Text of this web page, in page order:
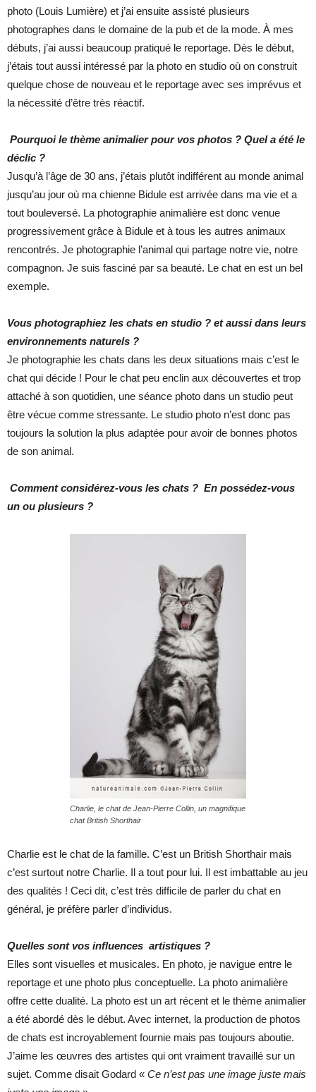
photo (Louis Lumière) et j’ai ensuite assisté plusieurs
photographes dans le domaine de la pub et de la mode. À mes
débuts, j’ai aussi beaucoup pratiqué le reportage. Dès le début,
j’étais tout aussi intéressé par la photo en studio où on construit
quelque chose de nouveau et le reportage avec ses imprévus et
la nécessité d’être très réactif.
Pourquoi le thème animalier pour vos photos ? Quel a été le
déclic ?
Jusqu’à l’âge de 30 ans, j’étais plutôt indifférent au monde animal
jusqu’au jour où ma chienne Bidule est arrivée dans ma vie et a
tout bouleversé. La photographie animalière est donc venue
progressivement grâce à Bidule et à tous les autres animaux
rencontrés. Je photographie l’animal qui partage notre vie, notre
compagnon. Je suis fasciné par sa beauté. Le chat en est un bel
exemple.
Vous photographiez les chats en studio ? et aussi dans leurs
environnements naturels ?
Je photographie les chats dans les deux situations mais c’est le
chat qui décide ! Pour le chat peu enclin aux découvertes et trop
attaché à son quotidien, une séance photo dans un studio peut
être vécue comme stressante. Le studio photo n’est donc pas
toujours la solution la plus adaptée pour avoir de bonnes photos
de son animal.
Comment considérez-vous les chats ? En possédez-vous
un ou plusieurs ?
Charlie, le chat de Jean-Pierre Collin, un magnifique
chat British Shorthair
Charlie est le chat de la famille. C’est un British Shorthair mais
c’est surtout notre Charlie. Il a tout pour lui. Il est imbattable au jeu
des qualités ! Ceci dit, c’est très difficile de parler du chat en
général, je préfère parler d’individus.
Quelles sont vos influences artistiques ?
Elles sont visuelles et musicales. En photo, je navigue entre le
reportage et une photo plus conceptuelle. La photo animalière
offre cette dualité. La photo est un art récent et le thème animalier
a été abordé dès le début. Avec internet, la production de photos
de chats est incroyablement fournie mais pas toujours aboutie.
J’aime les œuvres des artistes qui ont vraiment travaillé sur un
sujet. Comme disait Godard « Ce n’est pas une image juste mais